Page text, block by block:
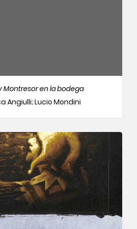
Montresor en la bodega
Angiulli; Lucio Mondini